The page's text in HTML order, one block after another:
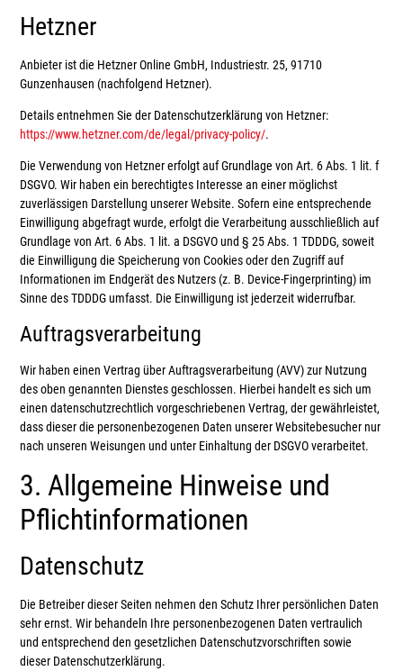
Hetzner
Anbieter ist die Hetzner Online GmbH, Industriestr. 25, 91710
Gunzenhausen (nachfolgend Hetzner).
Details entnehmen Sie der Datenschutzerklärung von Hetzner:
https://www.hetzner.com/de/legal/privacy-policy/.
Die Verwendung von Hetzner erfolgt auf Grundlage von Art. 6 Abs. 1 lit. f
DSGVO. Wir haben ein berechtigtes Interesse an einer möglichst
zuverlässigen Darstellung unserer Website. Sofern eine entsprechende
Einwilligung abgefragt wurde, erfolgt die Verarbeitung ausschließlich auf
Grundlage von Art. 6 Abs. 1 lit. a DSGVO und § 25 Abs. 1 TDDDG, soweit
die Einwilligung die Speicherung von Cookies oder den Zugriff auf
Informationen im Endgerät des Nutzers (z. B. Device-Fingerprinting) im
Sinne des TDDDG umfasst. Die Einwilligung ist jederzeit widerrufbar.
Auftragsverarbeitung
Wir haben einen Vertrag über Auftragsverarbeitung (AVV) zur Nutzung
des oben genannten Dienstes geschlossen. Hierbei handelt es sich um
einen datenschutzrechtlich vorgeschriebenen Vertrag, der gewährleistet,
dass dieser die personenbezogenen Daten unserer Websitebesucher nur
nach unseren Weisungen und unter Einhaltung der DSGVO verarbeitet.
3. Allgemeine Hinweise und
Pflicht­informationen
Datenschutz
Die Betreiber dieser Seiten nehmen den Schutz Ihrer persönlichen Daten
sehr ernst. Wir behandeln Ihre personenbezogenen Daten vertraulich
und entsprechend den gesetzlichen Datenschutzvorschriften sowie
dieser Datenschutzerklärung.